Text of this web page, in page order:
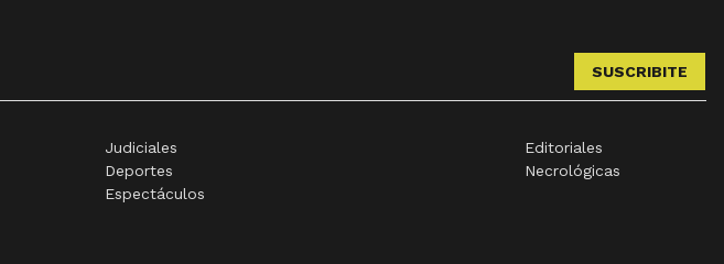
SUSCRIBITE
Judiciales
Deportes
Espectáculos
Editoriales
Necrológicas